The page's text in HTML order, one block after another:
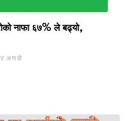
नाफा ६७% ले बढ्यो,
अगाडी